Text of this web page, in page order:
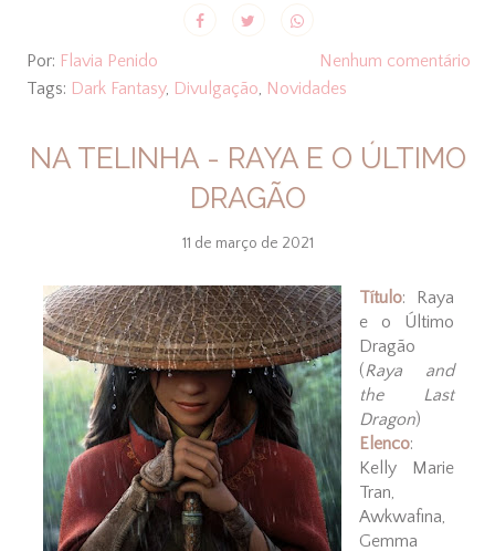
Por: Flavia Penido
Nenhum comentário
Tags: Dark Fantasy, Divulgação, Novidades
NA TELINHA - RAYA E O ÚLTIMO
DRAGÃO
11 de março de 2021
Título: Raya
e o Último
Dragão
(Raya and
the Last
Dragon)
Elenco:
Kelly Marie
Tran,
Awkwafina,
Gemma